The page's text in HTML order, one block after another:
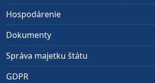
Hospodárenie
Dokumenty
Správa majetku štátu
GDPR